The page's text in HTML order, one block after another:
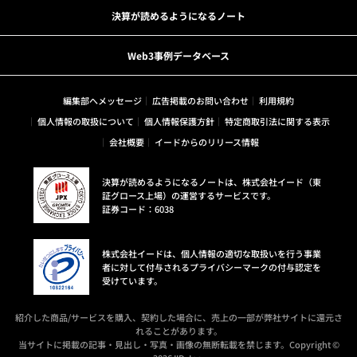
決算が読めるようになるノート
Web3事例データベース
編集部へメッセージ 広告掲載のお問い合わせ
利用規約
個人情報の取扱について
個人情報保護方針
特定商取引法に関する表示
会社概要
イードからのリリース情報
決算が読めるようになるノートは、株式会社イード（東
証グロース上場）の運営するサービスです。
証券コード：6038
株式会社イードは、個人情報の適切な取扱いを行う事業
者に対して付与されるプライバシーマークの付与認定を
受けています。
紹介した商品/サービスを購入、契約した場合に、売上の一部が弊社サイトに還元さ
れることがあります。
当サイトに掲載の記事・見出し・写真・画像の無断転載を禁じます。Copyright ©